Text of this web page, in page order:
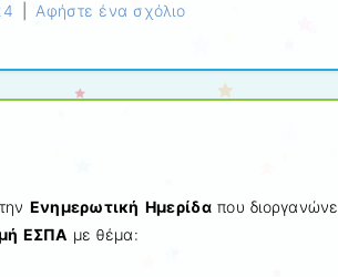
Αφήστε ένα σχόλιο
Ενημερωτική Ημερίδαπου
ΕΣΠΑ με θέμα: